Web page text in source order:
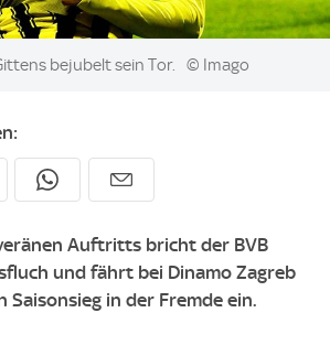
bejubelt sein Tor. © Imago
Auftritts bricht der BVB
und fährt bei Dinamo Zagreb
Saisonsieg in der Fremde ein.